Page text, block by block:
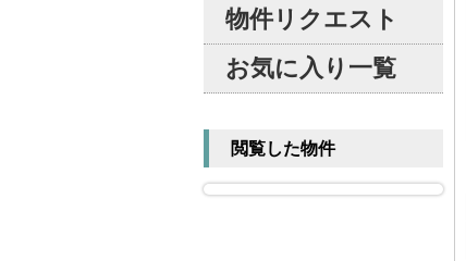
物件リクエスト
お気に入り一覧
閲覧した物件